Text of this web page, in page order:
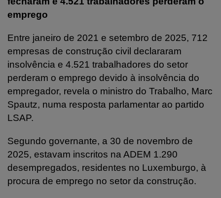
emprego
Entre janeiro de 2021 e setembro de 2025, 712
empresas de construção civil declararam
insolvência e 4.521 trabalhadores do setor
perderam o emprego devido à insolvência do
empregador, revela o ministro do Trabalho, Marc
Spautz, numa resposta parlamentar ao partido
LSAP.
Segundo governante, a 30 de novembro de
2025, estavam inscritos na ADEM 1.290
desempregados, residentes no Luxemburgo, à
procura de emprego no setor da construção.